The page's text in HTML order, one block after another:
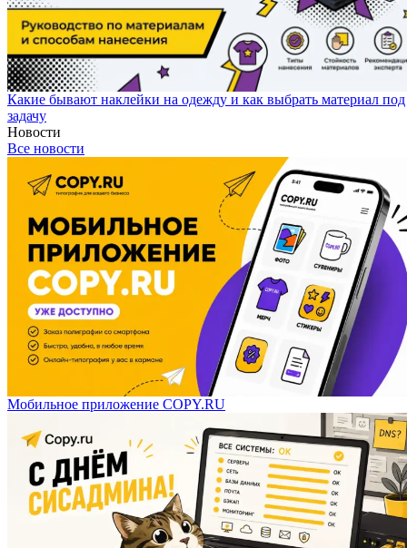
Какие бывают наклейки на одежду и как выбрать материал под
задачу
Новости
Все новости
Мобильное приложение COPY.RU